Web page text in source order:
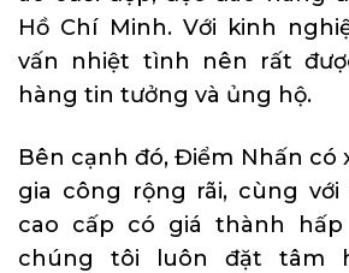
Hồ Chí Minh. Với kinh
vấn nhiệt tình nên rất
hàng tin tưởng và ủng hộ.
Bên cạnh đó, Điểm Nhấn có
gia công rộng rãi, cùng
cao cấp có giá thành
chúng tôi luôn đặt tâm